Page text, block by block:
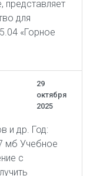
представляет
для
«Горное
29
октября
2025
и др. Год:
мб Учебное
с